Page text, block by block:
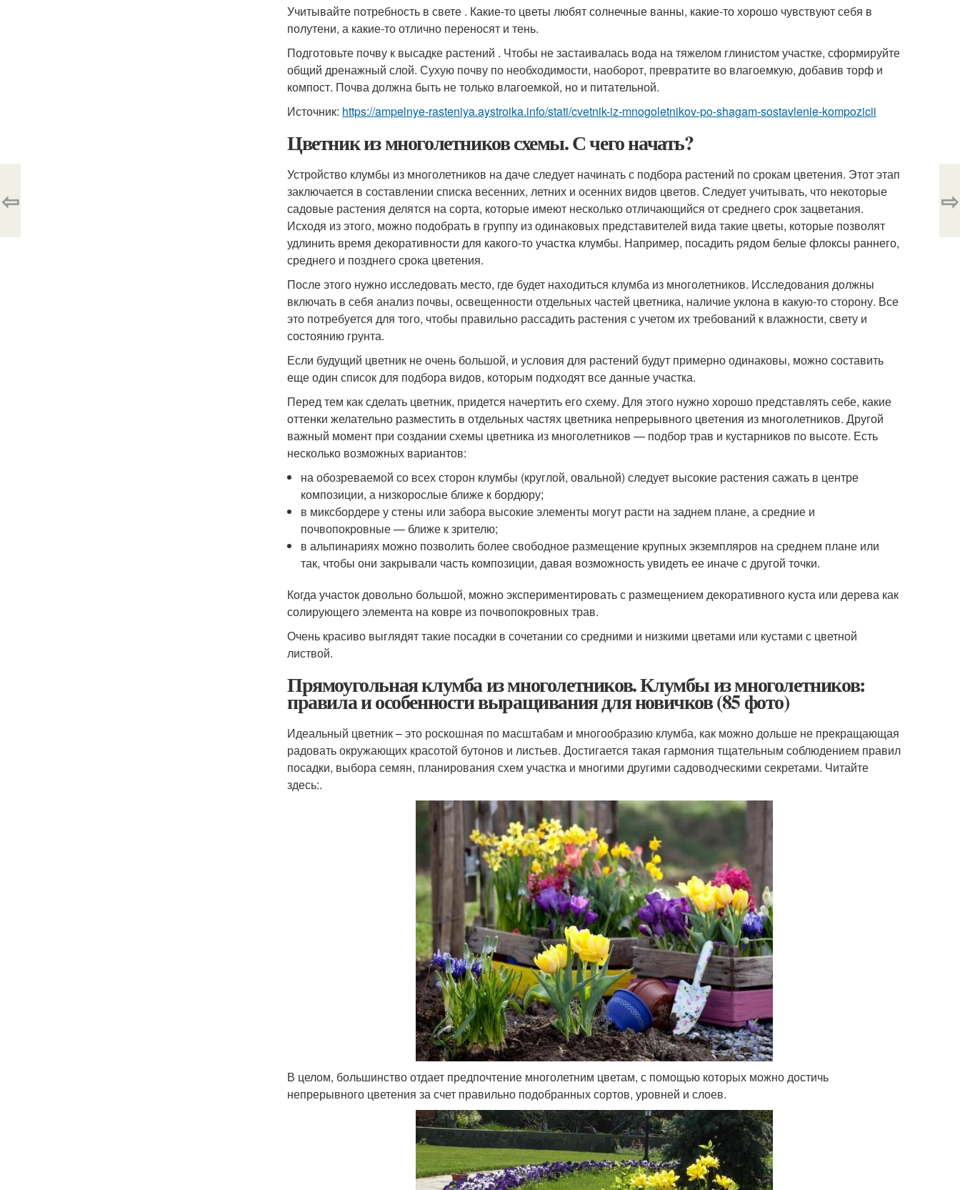
Учитывайте потребность в свете . Какие-то цветы любят солнечные ванны, какие-то хорошо чувствуют себя в
полутени, а какие-то отлично переносят и тень.
Подготовьте почву к высадке растений . Чтобы не застаивалась вода на тяжелом глинистом участке, сформируйте
общий дренажный слой. Сухую почву по необходимости, наоборот, превратите во влагоемкую, добавив торф и
компост. Почва должна быть не только влагоемкой, но и питательной.
Источник: https://ampelnye-rasteniya.aystroika.info/stati/cvetnik-iz-mnogoletnikov-po-shagam-sostavlenie-kompozicii
Цветник из многолетников схемы. С чего начать?
Устройство клумбы из многолетников на даче следует начинать с подбора растений по срокам цветения. Этот этап
заключается в составлении списка весенних, летних и осенних видов цветов. Следует учитывать, что некоторые
садовые растения делятся на сорта, которые имеют несколько отличающийся от среднего срок зацветания.
Исходя из этого, можно подобрать в группу из одинаковых представителей вида такие цветы, которые позволят
удлинить время декоративности для какого-то участка клумбы. Например, посадить рядом белые флоксы раннего,
среднего и позднего срока цветения.
После этого нужно исследовать место, где будет находиться клумба из многолетников. Исследования должны
включать в себя анализ почвы, освещенности отдельных частей цветника, наличие уклона в какую-то сторону. Все
это потребуется для того, чтобы правильно рассадить растения с учетом их требований к влажности, свету и
состоянию грунта.
Если будущий цветник не очень большой, и условия для растений будут примерно одинаковы, можно составить
еще один список для подбора видов, которым подходят все данные участка.
Перед тем как сделать цветник, придется начертить его схему. Для этого нужно хорошо представлять себе, какие
оттенки желательно разместить в отдельных частях цветника непрерывного цветения из многолетников. Другой
важный момент при создании схемы цветника из многолетников — подбор трав и кустарников по высоте. Есть
несколько возможных вариантов:
на обозреваемой со всех сторон клумбы (круглой, овальной) следует высокие растения сажать в центре
композиции, а низкорослые ближе к бордюру;
в миксбордере у стены или забора высокие элементы могут расти на заднем плане, а средние и
почвопокровные — ближе к зрителю;
в альпинариях можно позволить более свободное размещение крупных экземпляров на среднем плане или
так, чтобы они закрывали часть композиции, давая возможность увидеть ее иначе с другой точки.
Когда участок довольно большой, можно экспериментировать с размещением декоративного куста или дерева как
солирующего элемента на ковре из почвопокровных трав.
Очень красиво выглядят такие посадки в сочетании со средними и низкими цветами или кустами с цветной
листвой.
Прямоугольная клумба из многолетников. Клумбы из многолетников:
правила и особенности выращивания для новичков (85 фото)
Идеальный цветник – это роскошная по масштабам и многообразию клумба, как можно дольше не прекращающая
радовать окружающих красотой бутонов и листьев. Достигается такая гармония тщательным соблюдением правил
посадки, выбора семян, планирования схем участка и многими другими садоводческими секретами. Читайте
здесь:.
В целом, большинство отдает предпочтение многолетним цветам, с помощью которых можно достичь
непрерывного цветения за счет правильно подобранных сортов, уровней и слоев.
⇦ ⇨